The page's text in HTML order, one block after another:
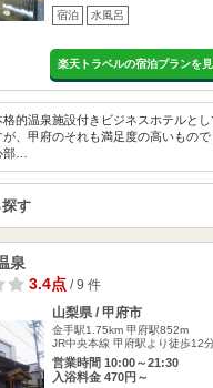
宿泊 水風呂
楽天トラベルの宿泊プランを
格的温泉施設付きビジネスホテルと
が、甲府のそれも満足度の高いもの
部…
す
泉
3.4点/ 9 件
山梨県 / 甲府市
金手駅1.75km 甲府駅852m
JR中央本線 甲府駅より徒歩12
営業時間 10:00～21:30
入浴料金 470円～